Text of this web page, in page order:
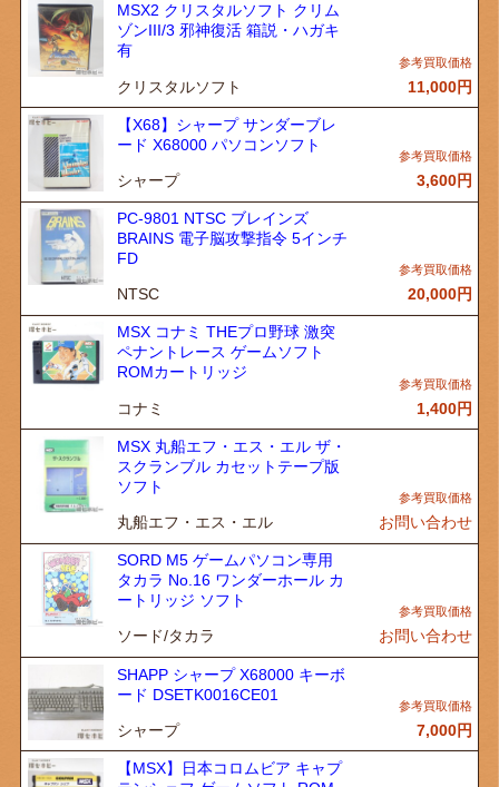
MSX2 クリスタルソフト クリム
ゾンIII/3 邪神復活 箱説・ハガキ
有
クリスタルソフト 11,000円
【X68】シャープ サンダーブレ
ード X68000 パソコンソフト
シャープ 3,600円
PC-9801 NTSC ブレインズ
BRAINS 電子脳攻撃指令 5インチ
FD
NTSC 20,000円
MSX コナミ THEプロ野球 激突
ペナントレース ゲームソフト
ROMカートリッジ
コナミ 1,400円
MSX 丸船エフ・エス・エル ザ・
スクランブル カセットテープ版
ソフト
丸船エフ・エス・エル お問い合わせ
SORD M5 ゲームパソコン専用
タカラ No.16 ワンダーホール カ
ートリッジ ソフト
ソード/タカラ お問い合わせ
SHAPP シャープ X68000 キーボ
ード DSETK0016CE01
シャープ 7,000円
【MSX】日本コロムビア キャプ